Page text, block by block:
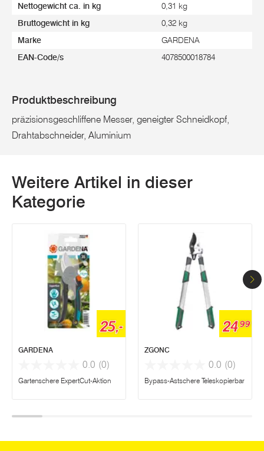
Nettogewicht ca. in kg 0,31 kg
Bruttogewicht in kg 0,32 kg
Marke GARDENA
EAN-Code/s 4078500018784
Produktbeschreibung
präzisionsgeschliffene Messer, geneigter Schneidkopf,
Drahtabschneider, Aluminium
Weitere Artikel in dieser
Kategorie
25,-
GARDENA
0.0 (0)
Gartenschere ExpertCut-Aktion
2499
ZGONC
0.0 (0)
Bypass-Astschere Teleskopierbar